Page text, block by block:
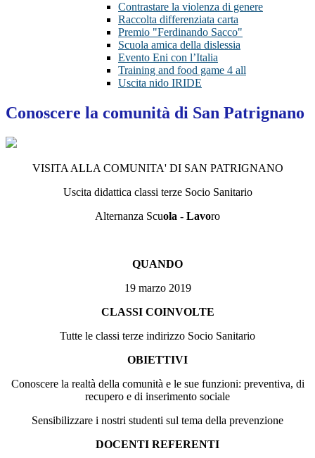
Contrastare la violenza di genere
Raccolta differenziata carta
Premio "Ferdinando Sacco"
Scuola amica della dislessia
Evento Eni con l’Italia
Training and food game 4 all
Uscita nido IRIDE
Conoscere la comunità di San Patrignano
VISITA ALLA COMUNITA' DI SAN PATRIGNANO
Uscita didattica classi terze Socio Sanitario
Alternanza Scuola - Lavoro
QUANDO
19 marzo 2019
CLASSI COINVOLTE
Tutte le classi terze indirizzo Socio Sanitario
OBIETTIVI
Conoscere la realtà della comunità e le sue funzioni: preventiva, di
recupero e di inserimento sociale
Sensibilizzare i nostri studenti sul tema della prevenzione
DOCENTI REFERENTI